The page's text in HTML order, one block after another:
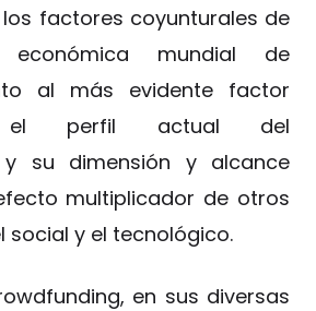
factores coyunturales de
mundial de
al más evidente factor
el perfil actual del
y su dimensión y alcance
multiplicador de otros
social y el tecnológico.
en sus diversas